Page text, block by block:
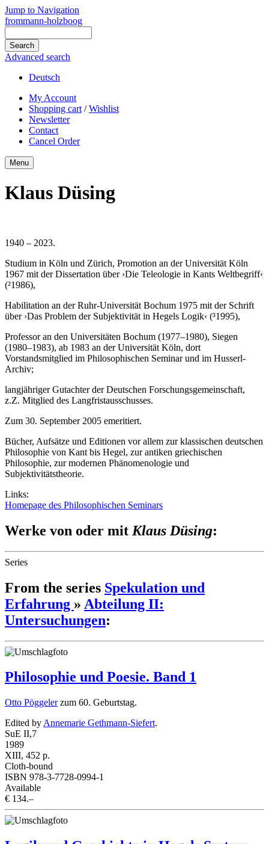
Jump to Navigation
frommann-holzboog
Advanced search
Deutsch
My Account
Shopping cart /Wishlist
Newsletter
Contact
Cancel Order
Menu
Klaus Düsing
1940 – 2023.
Studium in Köln und Zürich, Promotion an der Universität Köln
1967 mit der Dissertation über ›Die Teleologie in Kants Weltbegriff‹
(²1986),
Habilitation an der Ruhr-Universität Bochum 1975 mit der Schrift
über ›Das Problem der Subjektivität in Hegels Logik‹ (³1995),
Professor an den Universitäten Bochum (1977–1980), Siegen
(1980–1983), ab 1983 an der Universität Köln, dort
Vorstandsmitglied im Philosophischen Seminar und im Husserl-
Archiv;
langjähriger Gutachter der Deutschen Forschungsgemeinschaft,
z.Z. Mitglied des Langfristausschusses.
Zum 30. September 2005 emeritiert.
Bücher, Aufsätze und Editionen vor allem zur klassischen deutschen
Philosophie von Kant bis Hegel, zur antiken griechischen
Philosophie, zur modernen Phänomenologie und
Subjektivitätstheorie.
Links:
Homepage des Philosophischen Seminars
Werke von oder mit Klaus Düsing:
Series
From the series Spekulation und
Erfahrung » Abteilung II:
Untersuchungen:
Philosophie und Poesie. Band 1
Otto Pöggelerzum 60. Geburtstag.
Edited by Annemarie Gethmann-Siefert.
SuE II,7
1989
XIII, 452 p.
Cloth-bound
ISBN 978-3-7728-0994-1
Available
€ 134.–